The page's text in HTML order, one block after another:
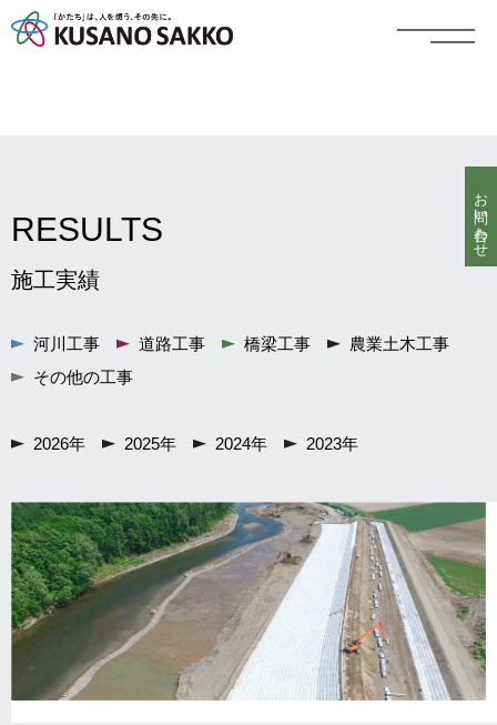
RESULTS
施工実績
河川工事 道路工事 橋梁工事
農業土木工事
その他の工事
2026年 2025年 2024年 2023年
お問い合わせ